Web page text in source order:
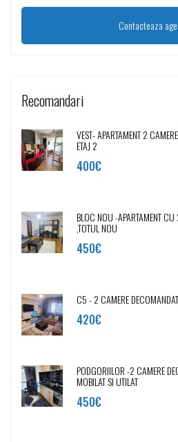
Recomandari
VEST- APARTAMENT 2
ETAJ 2
400€
BLOC NOU -APARTAMENT
,TOTUL NOU
450€
C5 - 2 CAMERE
420€
PODGORIILOR -2 CAMERE
MOBILAT SI UTILAT
450€